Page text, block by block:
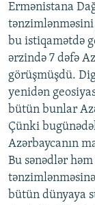
Ermənistana
bu istiqamətdə
ərzində 7 dəfə
görüşmüşdü.
yenidən
bütün bunlar
Çünki
Azərbaycanın
Bu sənədlər
bütün dünyaya